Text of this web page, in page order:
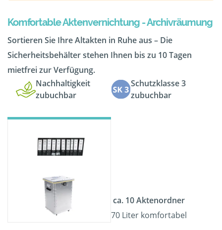
Komfortable Aktenvernichtung - Archivräumung
Sortieren Sie Ihre Altakten in Ruhe aus – Die
Sicherheitsbehälter stehen Ihnen bis zu 10 Tagen
mietfrei zur Verfügung.
Nachhaltigkeit
zubuchbar
Schutzklasse 3
zubuchbar
ca. 10 Aktenordner
70 Liter komfortabel